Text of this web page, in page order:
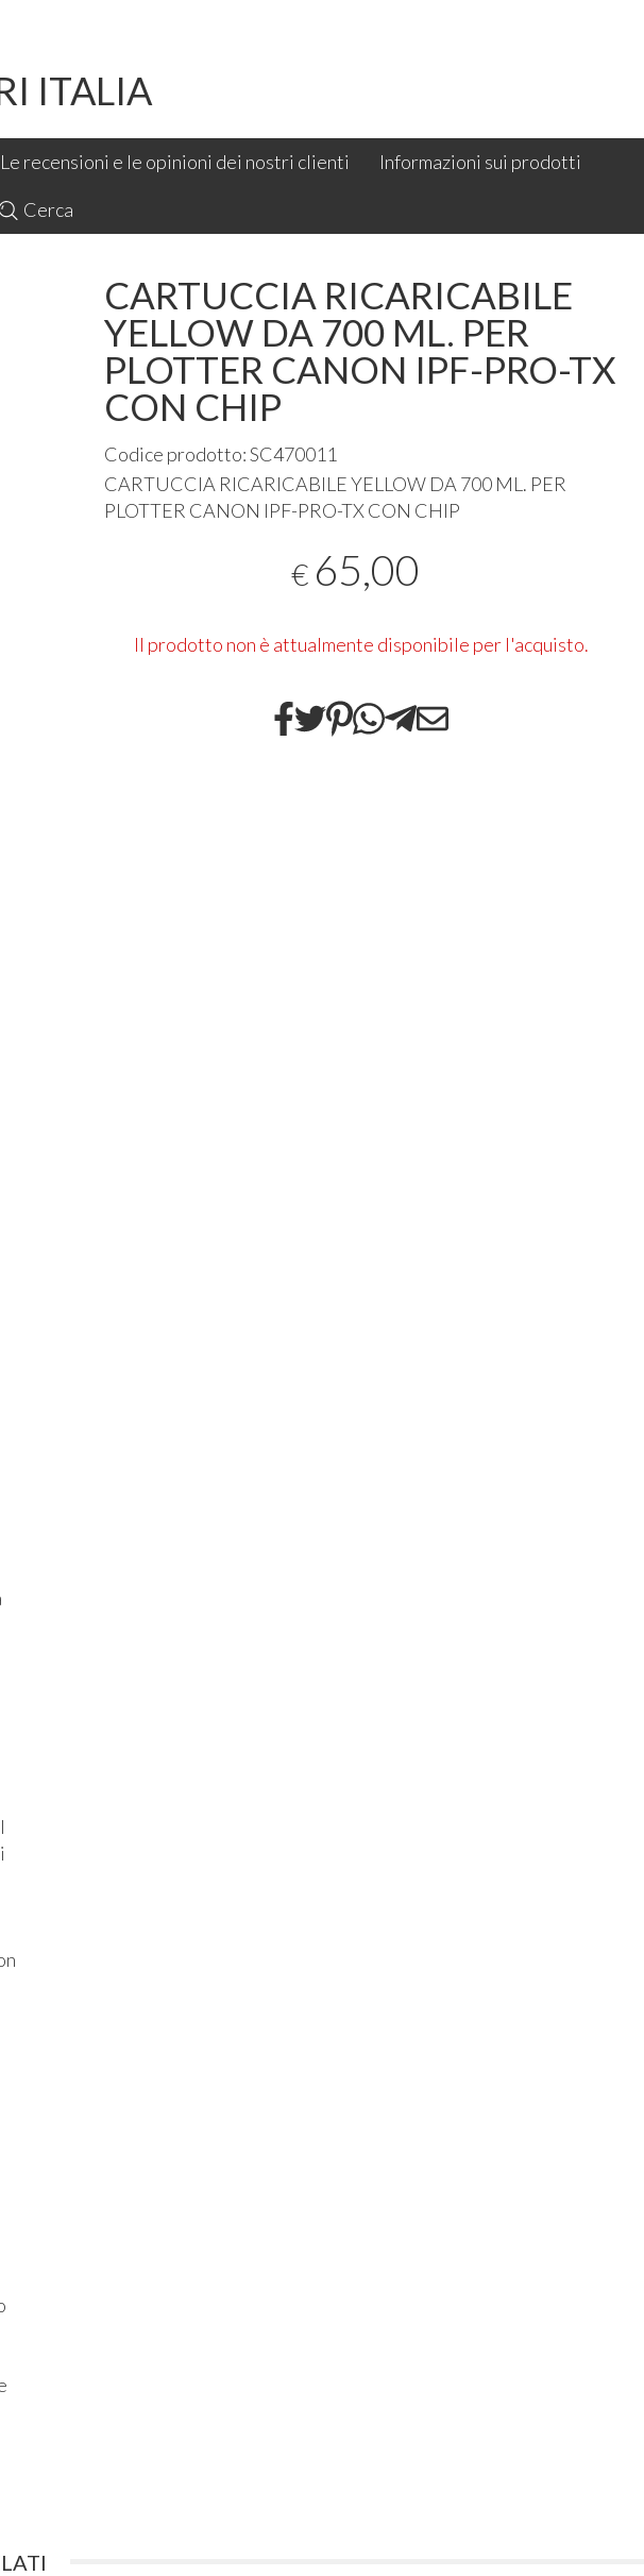
ITALIA
Le recensioni e le opinioni dei nostri clienti Informazioni sui prodotti
Cerca
CARTUCCIA RICARICABILE
YELLOW DA 700 ML. PER
PLOTTER CANON IPF-PRO-TX
CON CHIP
Codice prodotto: SC470011
CARTUCCIA RICARICABILE YELLOW DA 700 ML. PER
PLOTTER CANON IPF-PRO-TXCON CHIP
€ 65,00
Il prodotto non è attualmente disponibile per l'acquisto.